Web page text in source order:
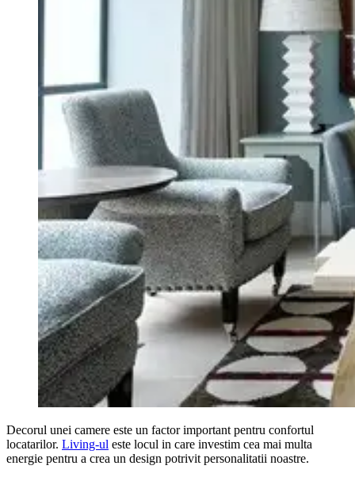
Decorul unei camere este un factor important pentru confortul
locatarilor. Living-ul este locul in care investim cea mai multa
energie pentru a crea un design potrivit personalitatii noastre.